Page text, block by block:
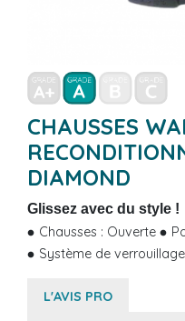
CHAUSSES
DIAMOND
Glissez avec du style !
Chausses : Ouverte
Système de
L'AVIS PRO